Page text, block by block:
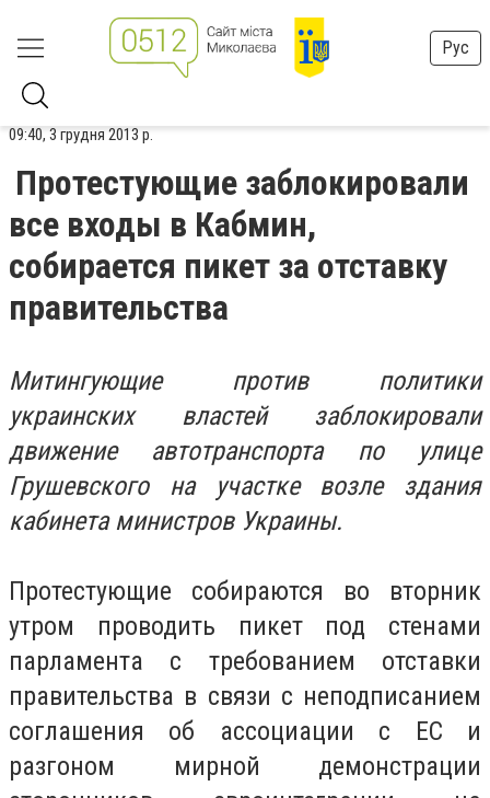
Рус
09:40, 3 грудня 2013 р.
Протестующие заблокировали
все входы в Кабмин,
собирается пикет за отставку
правительства
Митингующие против политики
украинских властей заблокировали
движение автотранспорта по улице
Грушевского на участке возле здания
кабинета министров Украины.
Протестующие собираются во вторник
утром проводить пикет под стенами
парламента с требованием отставки
правительства в связи с неподписанием
соглашения об ассоциации с ЕС и
разгоном мирной демонстрации